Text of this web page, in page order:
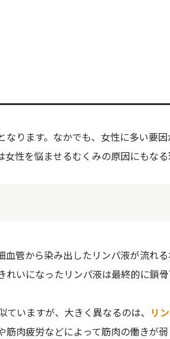
ります。なかでも、女性に多い要因
女性を悩ませるむくみの原因にもな
管から染み出したリンパ液が流れ
れいになったリンパ液は最終的に鎖
いますが、大きく異なるのは、 リ
筋肉疲労などによって筋肉の働きが弱